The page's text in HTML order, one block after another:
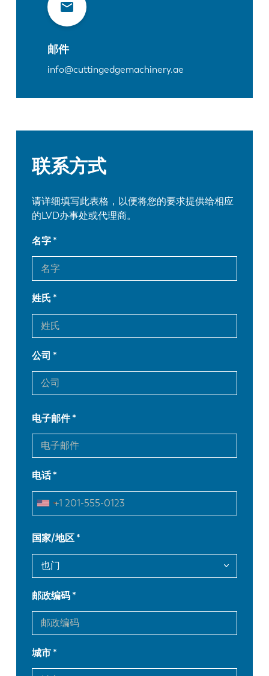
邮件
info@cuttingedgemachinery.ae
联系方式
请详细填写此表格，以便将您的要求提供给相应
的LVD办事处或代理商。
名字
姓氏
公司
电子邮件
电话
国家/地区
邮政编码
城市
EN
ES
PL
KO CN